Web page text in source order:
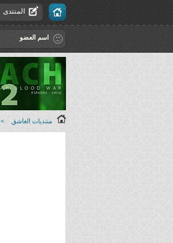
المنتدى
منتديات العاشق >